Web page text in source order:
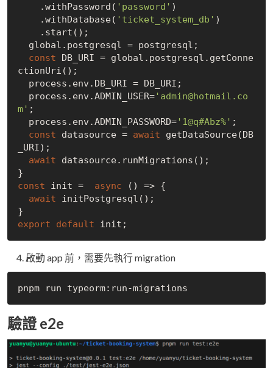
    .withPassword(
'password' )
    .withDatabase(
'ticket_system_db' )
const DB_URI = global.postgresql.getConne
ctionUri();
  process.env.ADMIN_USER=
'admin@hotmail.co
m' ;
  process.env.ADMIN_PASSWORD=
'1@q#Abz%' ;
const datasource = await getDataSource(DB
_URI);
await datasource.runMigrations();
const init = async () => {
await initPostgresql();
export
default
啟動 app 前，需要先執行 migration
驗證 e2e